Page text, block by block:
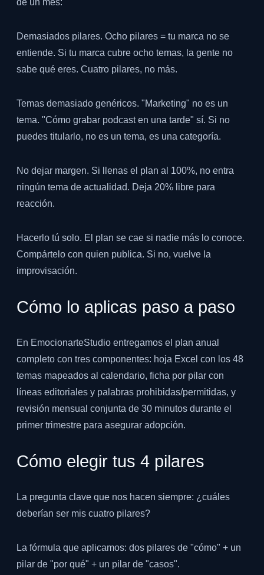
de un mes:
Demasiados pilares. Ocho pilares = tu marca no se
entiende. Si tu marca cubre ocho temas, la gente no
sabe qué eres. Cuatro pilares, no más.
Temas demasiado genéricos. "Marketing" no es un
tema. "Cómo grabar podcast en una tarde" sí. Si no
puedes titularlo, no es un tema, es una categoría.
No dejar margen. Si llenas el plan al 100%, no entra
ningún tema de actualidad. Deja 20% libre para
reacción.
Hacerlo tú solo. El plan se cae si nadie más lo conoce.
Compártelo con quien publica. Si no, vuelve la
improvisación.
Cómo lo aplicas paso a paso
En EmocionarteStudio entregamos el plan anual
completo con tres componentes: hoja Excel con los 48
temas mapeados al calendario, ficha por pilar con
líneas editoriales y palabras prohibidas/permitidas, y
revisión mensual conjunta de 30 minutos durante el
primer trimestre para asegurar adopción.
Cómo elegir tus 4 pilares
La pregunta clave que nos hacen siempre: ¿cuáles
deberían ser mis cuatro pilares?
La fórmula que aplicamos: dos pilares de "cómo" + un
pilar de "por qué" + un pilar de "casos".